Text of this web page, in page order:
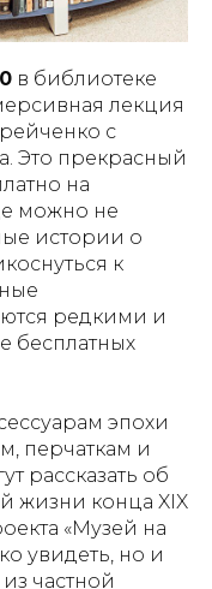
в библиотеке
лекция
с
Это прекрасный
на
можно не
истории о
к
редкими и
бесплатных
эпохи
перчаткам и
рассказать об
жизни конца XIX
«Музей на
увидеть, но и
частной